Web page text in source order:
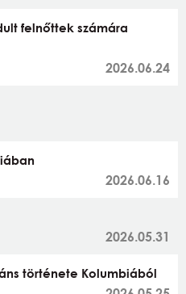
felnőttek számára
2026.06.24
2026.06.16
2026.05.31
története Kolumbiából